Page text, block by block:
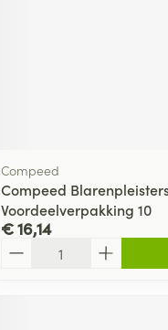
Compeed
Compeed
Voordeelverpakking 10
€ 16,14